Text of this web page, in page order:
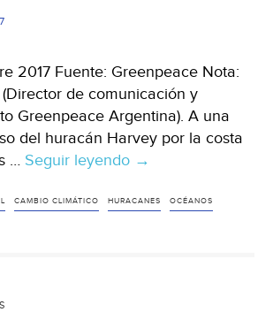
2017 Fuente: Greenpeace Nota:
de comunicación y
Greenpeace Argentina). A una
del huracán Harvey por la costa
… Seguir leyendo Cambio
Combustible
→
CAMBIO CLIMÁTICO HURACANES OCÉANOS